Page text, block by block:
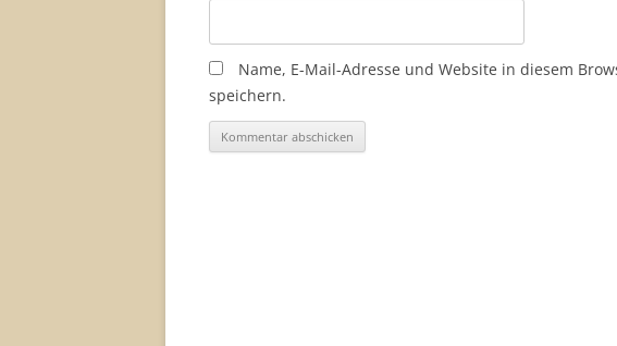
Name, E-Mail-Adresse und Website in diesem
speichern.